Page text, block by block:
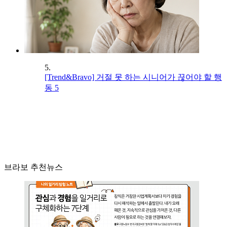
5.
[Trend&Bravo] 거절 못 하는 시니어가 끊어야 할 행
동 5
브라보 추천뉴스